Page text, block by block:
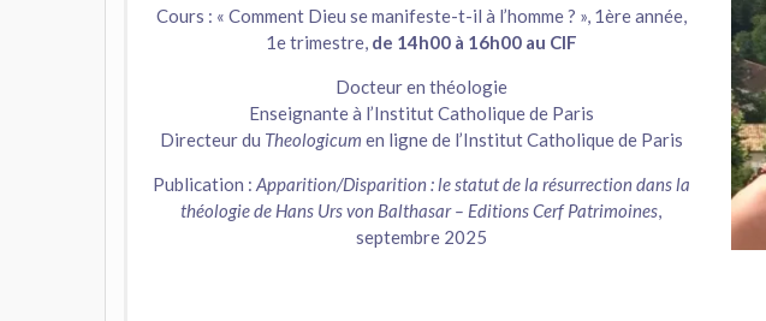
Cours : « Comment Dieu se manifeste-t-il à l’homme ? », 1ère année,
1e trimestre, de 14h00 à 16h00 au CIF
Docteur en théologie
Enseignante à l’Institut Catholique de Paris
Directeur du Theologicum en ligne de l’Institut Catholique de Paris
Publication : Apparition/Disparition : le statut de la résurrection dans la
théologie de Hans Urs von Balthasar – Editions Cerf Patrimoines,
septembre 2025